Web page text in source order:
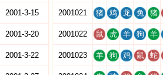
2001-3-15
2001-3-20
2001-3-22
2001021 猪 鸡 龙 兔 猪
2001022 鼠 虎 羊 狗 羊
2001023 羊 狗 鸡 鼠 蛇